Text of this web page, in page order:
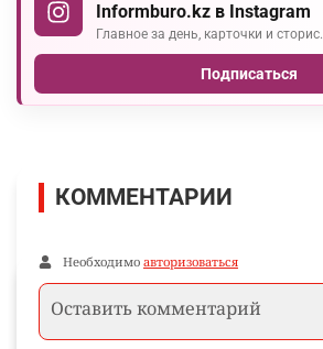
Informburo.kz в Instagram
Главное за день, карточки и сторис.
Подписаться
КОММЕНТАРИИ
Необходимо авторизоваться